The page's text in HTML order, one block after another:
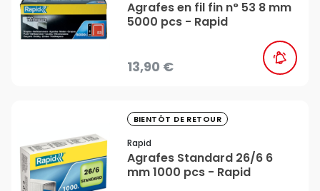
Agrafes en fil fin n° 53 8 mm
5000 pcs - Rapid
13,90 €
BIENTÔT DE RETOUR
Rapid
Agrafes Standard 26/6 6
mm 1000 pcs - Rapid